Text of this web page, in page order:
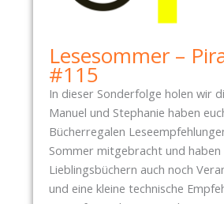
R
K
S
Lesesommer –
#115
In dieser Sonderfolge holen wir
Manuel und Stephanie haben
Bücherregalen
Sommer mitgebracht und haben
Lieblingsbüchern auch noch
und eine kleine technische